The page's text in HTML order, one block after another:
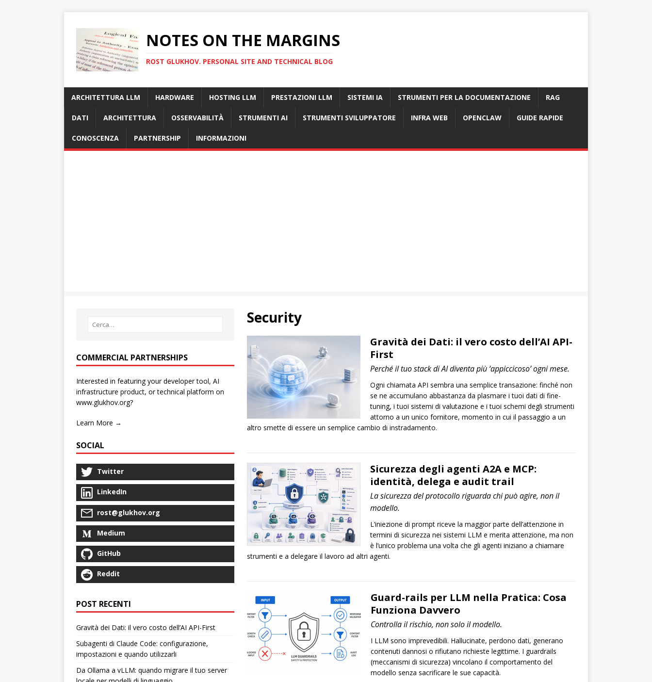
NOTES ON THE MARGINS
ROST GLUKHOV. PERSONAL SITE AND TECHNICAL BLOG
ARCHITETTURA LLM HARDWARE HOSTING LLM PRESTAZIONI LLM SISTEMI IA STRUMENTI PER LA DOCUMENTAZIONE RAG
DATI ARCHITETTURA OSSERVABILITÀ STRUMENTI AI STRUMENTI SVILUPPATORE INFRA WEB OPENCLAW GUIDE RAPIDE
CONOSCENZA PARTNERSHIP INFORMAZIONI
Security
Gravità dei Dati: il vero costo dell’AI API-
First
Perché il tuo stack di AI diventa più ‘appiccicoso’ ogni mese.
Ogni chiamata API sembra una semplice transazione: finché non
se ne accumulano abbastanza da plasmare i tuoi dati di fine-
tuning, i tuoi sistemi di valutazione e i tuoi schemi degli strumenti
attorno a un unico fornitore, momento in cui il passaggio a un
altro smette di essere un semplice cambio di instradamento.
Sicurezza degli agenti A2A e MCP:
identità, delega e audit trail
La sicurezza del protocollo riguarda chi può agire, non il
modello.
L’iniezione di prompt riceve la maggior parte dell’attenzione in
termini di sicurezza nei sistemi LLM e merita attenzione, ma non
è l’unico problema una volta che gli agenti iniziano a chiamare
strumenti e a delegare il lavoro ad altri agenti.
Guard-rails per LLM nella Pratica: Cosa
Funziona Davvero
Controlla il rischio, non solo il modello.
I LLM sono imprevedibili. Hallucinate, perdono dati, generano
contenuti dannosi o rifiutano richieste legittime. I guardrails
(meccanismi di sicurezza) vincolano il comportamento del
modello senza sacrificare le sue capacità.
COMMERCIAL PARTNERSHIPS
Interested in featuring your developer tool, AI
infrastructure product, or technical platform on
www.glukhov.org?
Learn More →
SOCIAL
Twitter
LinkedIn
rost@glukhov.org
Medium
GitHub
Reddit
POST RECENTI
Gravità dei Dati: il vero costo dell’AI API-First
Subagenti di Claude Code: configurazione,
impostazioni e quando utilizzarli
Da Ollama a vLLM: quando migrare il tuo server